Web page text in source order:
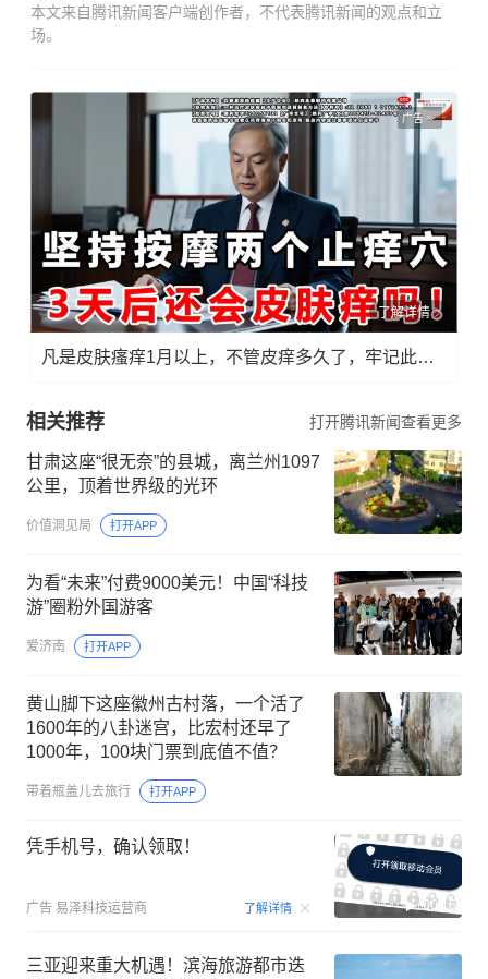
本文来自腾讯新闻客户端创作者，不代表腾讯新闻的观点和立
场。
广告
了解详情
凡是皮肤瘙痒1月以上，不管皮痒多久了，牢记此法，快！准！狠！
相关推荐 打开腾讯新闻查看更多
甘肃这座“很无奈”的县城，离兰州1097
公里，顶着世界级的光环
价值洞见局 打开APP
为看“未来”付费9000美元！中国“科技
游”圈粉外国游客
爱济南 打开APP
黄山脚下这座徽州古村落，一个活了
1600年的八卦迷宫，比宏村还早了
1000年，100块门票到底值不值？
带着瓶盖儿去旅行 打开APP
凭手机号，确认领取！
广告 易泽科技运营商 了解详情 00:15
三亚迎来重大机遇！滨海旅游都市迭